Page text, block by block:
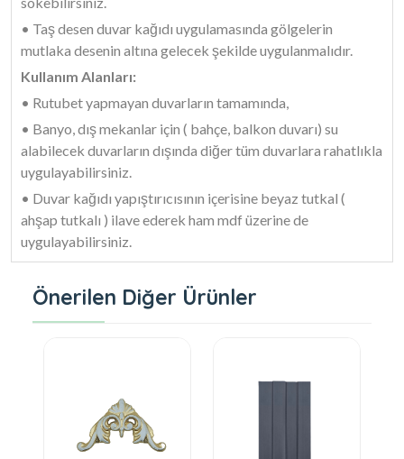
• Taş desen duvar kağıdı uygulamasında gölgelerin
mutlaka desenin altına gelecek şekilde uygulanmalıdır.
Kullanım Alanları:
• Rutubet yapmayan duvarların tamamında,
• Banyo, dış mekanlar için ( bahçe, balkon duvarı) su
alabilecek duvarların dışında diğer tüm duvarlara rahatlıkla
uygulayabilirsiniz.
• Duvar kağıdı yapıştırıcısının içerisine beyaz tutkal (
ahşap tutkalı ) ilave ederek ham mdf üzerine de
uygulayabilirsiniz.
Önerilen Diğer Ürünler